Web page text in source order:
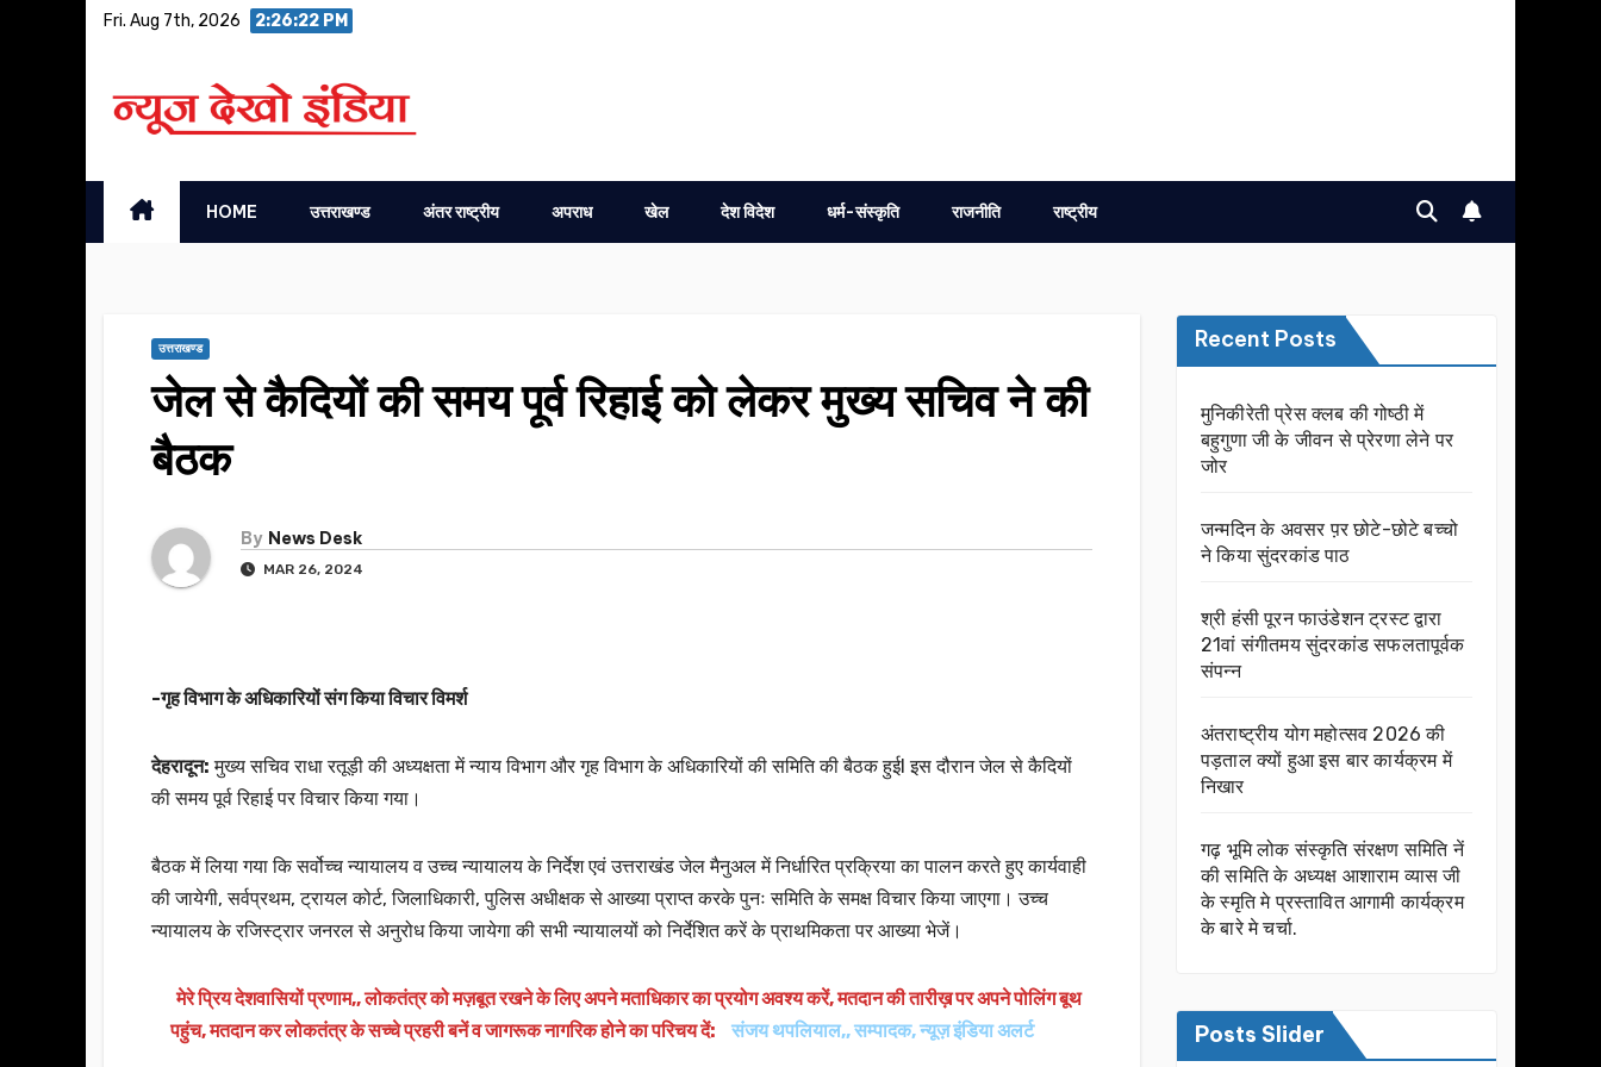
Fri. Aug 7th, 2026 2:26:23 PM
HOME उत्तराखण्ड अंतर राष्ट्रीय अपराध खेल देश विदेश धर्म-संस्कृति राजनीति राष्ट्रीय
उत्तराखण्ड
जेल से कैदियों की समय पूर्व रिहाई को लेकर मुख्य सचिव ने की
बैठक
By News Desk
MAR 26, 2024
-गृह विभाग के अधिकारियों संग किया विचार विमर्श
देहरादून: मुख्य सचिव राधा रतूड़ी की अध्यक्षता में न्याय विभाग और गृह विभाग के अधिकारियों की समिति की बैठक हुईI इस दौरान जेल से कैदियों
की समय पूर्व रिहाई पर विचार किया गया।
बैठक में लिया गया कि सर्वोच्च न्यायालय व उच्च न्यायालय के निर्देश एवं उत्तराखंड जेल मैनुअल में निर्धारित प्रक्रिया का पालन करते हुए कार्यवाही
की जायेगी, सर्वप्रथम, ट्रायल कोर्ट, जिलाधिकारी, पुलिस अधीक्षक से आख्या प्राप्त करके पुनः समिति के समक्ष विचार किया जाएगा। उच्च
न्यायालय के रजिस्ट्रार जनरल से अनुरोध किया जायेगा की सभी न्यायालयों को निर्देशित करें के प्राथमिकता पर आख्या भेजें।
मेरे प्रिय देशवासियों प्रणाम,, लोकतंत्र को मज़बूत रखने के लिए अपने मताधिकार का प्रयोग अवश्य करें, मतदान की तारीख़ पर अपने पोलिंग बूथ
पहुंच, मतदान कर लोकतंत्र के सच्चे प्रहरी बनें व जागरूक नागरिक होने का परिचय दें:
संजय थपलियाल,, सम्पादक, न्यूज़ इंडिया अलर्ट
Recent Posts
मुनिकीरेती प्रेस क्लब की गोष्ठी में
बहुगुणा जी के जीवन से प्रेरणा लेने पर
जोर
जन्मदिन के अवसर प़र छोटे-छोटे बच्चो
ने किया सुंदरकांड पाठ
श्री हंसी पूरन फाउंडेशन ट्रस्ट द्वारा
21वां संगीतमय सुंदरकांड सफलतापूर्वक
संपन्न
अंतराष्ट्रीय योग महोत्सव 2026 की
पड़ताल क्यों हुआ इस बार कार्यक्रम में
निखार
गढ़ भूमि लोक संस्कृति संरक्षण समिति नें
की समिति के अध्यक्ष आशाराम व्यास जी
के स्मृति मे प्रस्तावित आगामी कार्यक्रम
के बारे मे चर्चा.
Posts Slider